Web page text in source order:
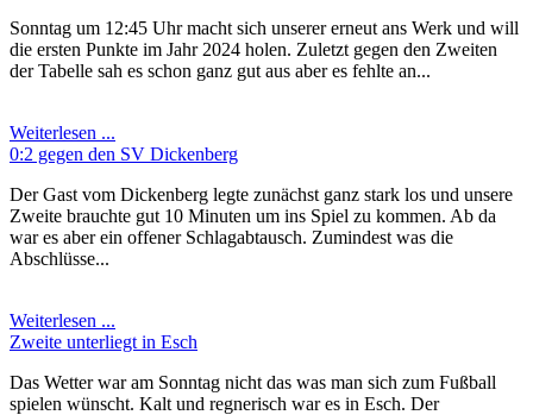
Sonntag um 12:45 Uhr macht sich unserer erneut ans Werk und will
die ersten Punkte im Jahr 2024 holen. Zuletzt gegen den Zweiten
der Tabelle sah es schon ganz gut aus aber es fehlte an...
Weiterlesen ...
0:2 gegen den SV Dickenberg
Der Gast vom Dickenberg legte zunächst ganz stark los und unsere
Zweite brauchte gut 10 Minuten um ins Spiel zu kommen. Ab da
war es aber ein offener Schlagabtausch. Zumindest was die
Abschlüsse...
Weiterlesen ...
Zweite unterliegt in Esch
Das Wetter war am Sonntag nicht das was man sich zum Fußball
spielen wünscht. Kalt und regnerisch war es in Esch. Der